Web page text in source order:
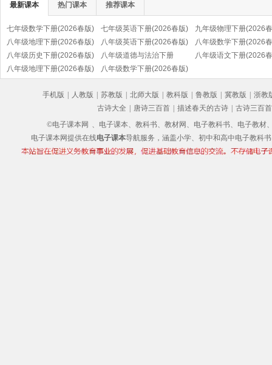
最新课本 热门课本 推荐课本
七年级数学下册(2026春版) 七年级英语下册(2026春版)
九年级物理下册(2026
八年级地理下册(2026春版)
八年级英语下册(2026春版)
八年级数学下册(2026
八年级历史下册(2026春版)
(部编版)
八年级道德与法治下册
(2026春版)(部编版)
八年级语文下册(2026
八年级地理下册(2026春版) 八年级数学下册(2026春版)
手机版 人教版 苏教版 北师大版 教科版 鲁教版 冀教版
浙教
古诗大全
唐诗三百首 描述春天的古诗
古诗三百首
©电子课本网 、电子课本、教科书、教材网、电子教科书、电子教材
电子课本网提供在线电子课本导航服务，涵盖小学、初中和高中电子教科